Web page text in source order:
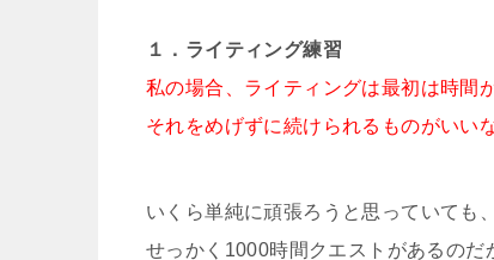
１．ライティング練習
私の場合、ライティングは最初は時間
それをめげずに続けられるものがいい
いくら単純に頑張ろうと思っていても
せっかく1000時間クエストがあるの